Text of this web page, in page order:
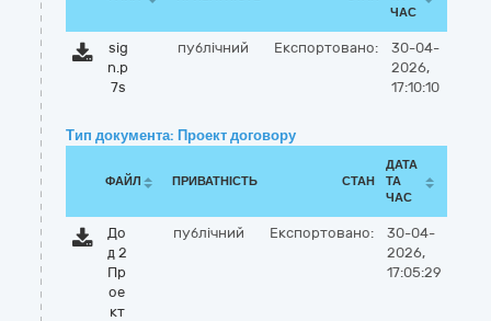
ЧАС
sig
n.p
7s
публічний Експортовано:
30-04-
2026,
17:10:10
Тип документа: Проект договору
ФАЙЛ ПРИВАТНІСТЬ СТАН
ДАТА
ТА
ЧАС
До
д 2
Пр
ое
кт
публічний Експортовано:
30-04-
2026,
17:05:29